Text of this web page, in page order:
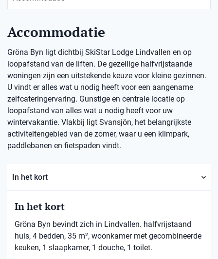
Accommodatie
Gröna Byn ligt dichtbij SkiStar Lodge Lindvallen en op
loopafstand van de liften. De gezellige halfvrijstaande
woningen zijn een uitstekende keuze voor kleine gezinnen.
U vindt er alles wat u nodig heeft voor een aangename
zelfcateringervaring. Gunstige en centrale locatie op
loopafstand van alles wat u nodig heeft voor uw
wintervakantie. Vlakbij ligt Svansjön, het belangrijkste
activiteitengebied van de zomer, waar u een klimpark,
paddlebanen en fietspaden vindt.
In het kort
In het kort
Gröna Byn bevindt zich in Lindvallen. halfvrijstaand
huis, 4 bedden, 35 m², woonkamer met gecombineerde
keuken, 1 slaapkamer, 1 douche, 1 toilet.